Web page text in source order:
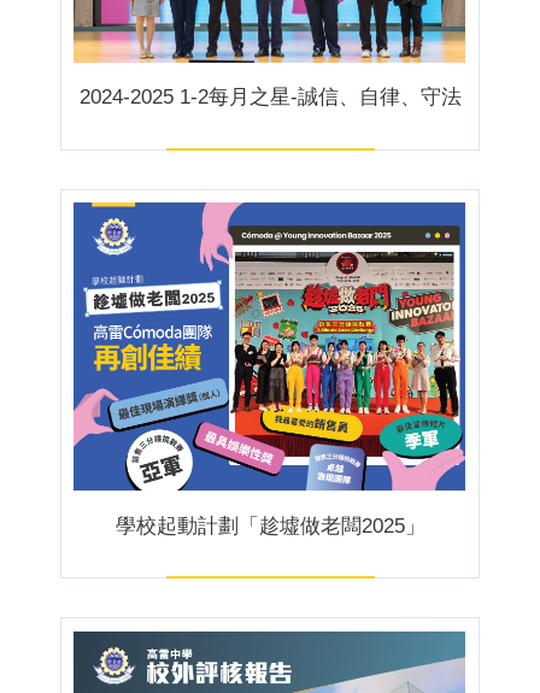
2024-2025 1-2每月之星-誠信、自律、守法
學校起動計劃「趁墟做老闆2025」